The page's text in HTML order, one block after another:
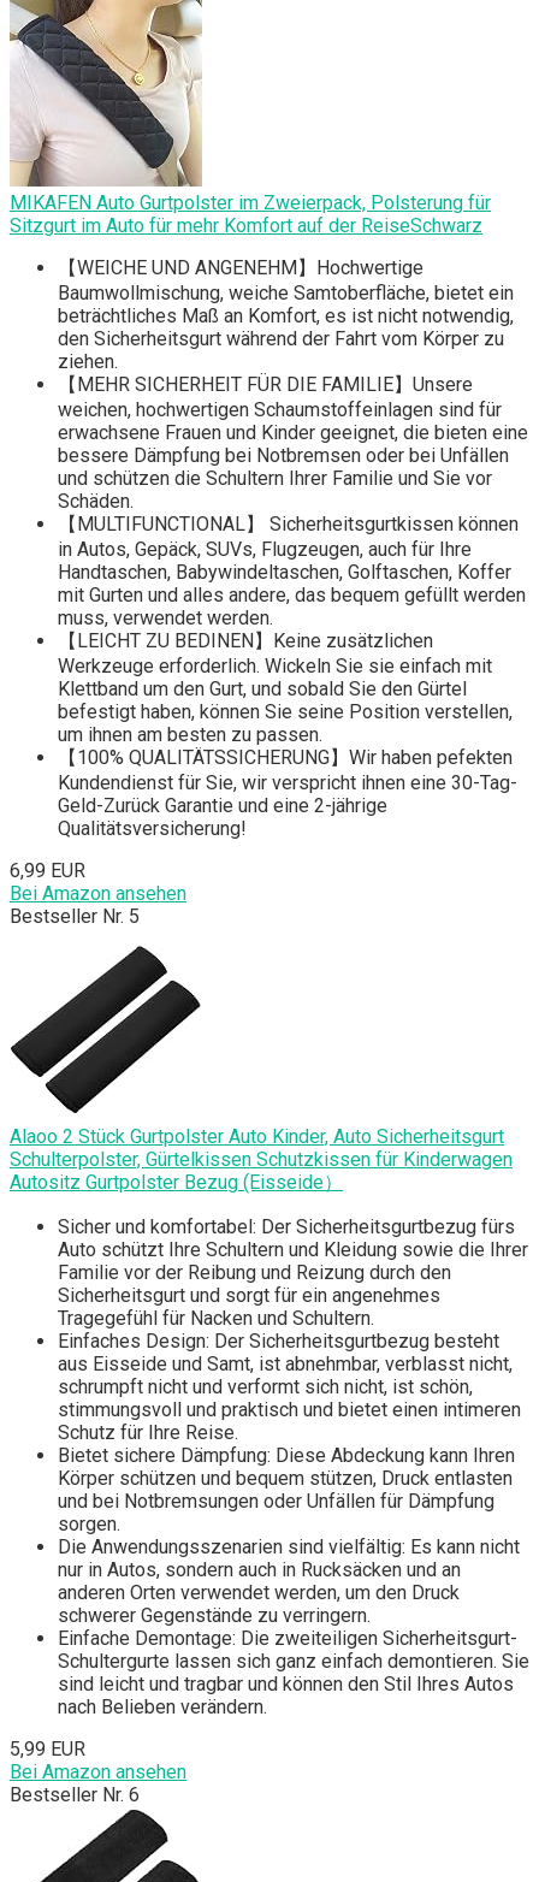
MIKAFEN Auto Gurtpolster im Zweierpack, Polsterung für
Sitzgurt im Auto für mehr Komfort auf der ReiseSchwarz
【WEICHE UND ANGENEHM】Hochwertige
Baumwollmischung, weiche Samtoberfläche, bietet ein
beträchtliches Maß an Komfort, es ist nicht notwendig,
den Sicherheitsgurt während der Fahrt vom Körper zu
ziehen.
【MEHR SICHERHEIT FÜR DIE FAMILIE】Unsere
weichen, hochwertigen Schaumstoffeinlagen sind für
erwachsene Frauen und Kinder geeignet, die bieten eine
bessere Dämpfung bei Notbremsen oder bei Unfällen
und schützen die Schultern Ihrer Familie und Sie vor
Schäden.
【MULTIFUNCTIONAL】 Sicherheitsgurtkissen können
in Autos, Gepäck, SUVs, Flugzeugen, auch für Ihre
Handtaschen, Babywindeltaschen, Golftaschen, Koffer
mit Gurten und alles andere, das bequem gefüllt werden
muss, verwendet werden.
【LEICHT ZU BEDINEN】Keine zusätzlichen
Werkzeuge erforderlich. Wickeln Sie sie einfach mit
Klettband um den Gurt, und sobald Sie den Gürtel
befestigt haben, können Sie seine Position verstellen,
um ihnen am besten zu passen.
【100% QUALITÄTSSICHERUNG】Wir haben pefekten
Kundendienst für Sie, wir verspricht ihnen eine 30-Tag-
Geld-Zurück Garantie und eine 2-jährige
Qualitätsversicherung!
6,99 EUR
Bei Amazon ansehen
Bestseller Nr. 5
Alaoo 2 Stück Gurtpolster Auto Kinder, Auto Sicherheitsgurt
Schulterpolster, Gürtelkissen Schutzkissen für Kinderwagen
Autositz Gurtpolster Bezug (Eisseide）
Sicher und komfortabel: Der Sicherheitsgurtbezug fürs
Auto schützt Ihre Schultern und Kleidung sowie die Ihrer
Familie vor der Reibung und Reizung durch den
Sicherheitsgurt und sorgt für ein angenehmes
Tragegefühl für Nacken und Schultern.
Einfaches Design: Der Sicherheitsgurtbezug besteht
aus Eisseide und Samt, ist abnehmbar, verblasst nicht,
schrumpft nicht und verformt sich nicht, ist schön,
stimmungsvoll und praktisch und bietet einen intimeren
Schutz für Ihre Reise.
Bietet sichere Dämpfung: Diese Abdeckung kann Ihren
Körper schützen und bequem stützen, Druck entlasten
und bei Notbremsungen oder Unfällen für Dämpfung
sorgen.
Die Anwendungsszenarien sind vielfältig: Es kann nicht
nur in Autos, sondern auch in Rucksäcken und an
anderen Orten verwendet werden, um den Druck
schwerer Gegenstände zu verringern.
Einfache Demontage: Die zweiteiligen Sicherheitsgurt-
Schultergurte lassen sich ganz einfach demontieren. Sie
sind leicht und tragbar und können den Stil Ihres Autos
nach Belieben verändern.
5,99 EUR
Bei Amazon ansehen
Bestseller Nr. 6